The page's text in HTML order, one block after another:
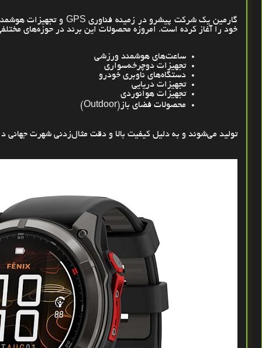
گارمین یک شرکت پیشرو در زمینه فناوریGPS
خود را آغاز کرده است. امروزه محصولات این برند در حوزه‌های
ساعت‌های هوشمند ورزشی
تجهیزات دوچرخه‌سواری
دستگاه‌های ناوبری خودرو
تجهیزات دریایی
تجهیزات هوانوردی
محصولات فضای باز (Outdoor)
تولید می‌شوند و به دلیل کیفیت بالا و دقت مثال‌زدنی شهرت جهانی